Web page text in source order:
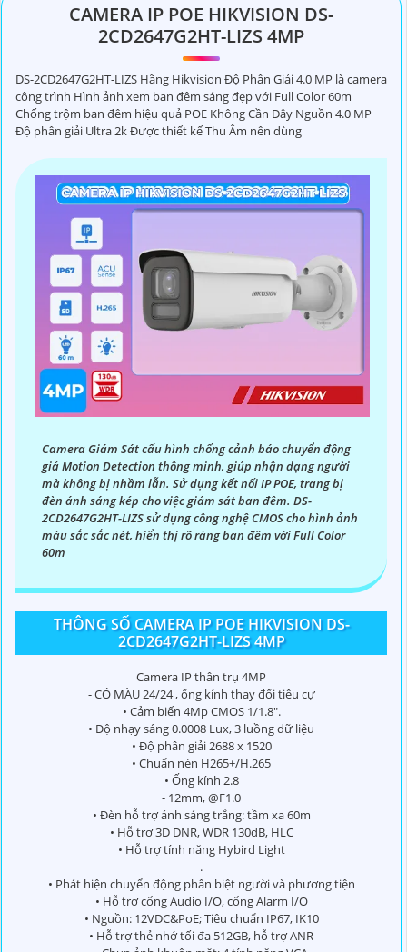
CAMERA IP POE HIKVISION DS-
2CD2647G2HT-LIZS 4MP
DS-2CD2647G2HT-LIZS Hãng Hikvision Độ Phân Giải 4.0 MP là camera
công trình Hình ảnh xem ban đêm sáng đẹp với Full Color 60m
Chống trộm ban đêm hiệu quả POE Không Cần Dây Nguồn 4.0 MP
Độ phân giải Ultra 2k Được thiết kế Thu Âm nên dùng
Camera Giám Sát cấu hình chống cảnh báo chuyển động
giả Motion Detection thông minh, giúp nhận dạng người
mà không bị nhầm lẫn. Sử dụng kết nối IP POE, trang bị
đèn ánh sáng kép cho việc giám sát ban đêm. DS-
2CD2647G2HT-LIZS sử dụng công nghệ CMOS cho hình ảnh
màu sắc sắc nét, hiển thị rõ ràng ban đêm với Full Color
60m
THÔNG SỐ CAMERA IP POE HIKVISION DS-
2CD2647G2HT-LIZS 4MP
Camera IP thân trụ 4MP
- CÓ MÀU 24/24 , ống kính thay đổi tiêu cự
• Cảm biến 4Mp CMOS 1/1.8".
• Độ nhạy sáng 0.0008 Lux, 3 luồng dữ liệu
• Độ phân giải 2688 x 1520
• Chuẩn nén H265+/H.265
• Ống kính 2.8
- 12mm, @F1.0
• Đèn hỗ trợ ánh sáng trắng: tầm xa 60m
• Hỗ trợ 3D DNR, WDR 130dB, HLC
• Hỗ trợ tính năng Hybird Light
.
• Phát hiện chuyển động phân biệt người và phương tiện
• Hỗ trợ cổng Audio I/O, cổng Alarm I/O
• Nguồn: 12VDC&PoE; Tiêu chuẩn IP67, IK10
• Hỗ trợ thẻ nhớ tối đa 512GB, hỗ trợ ANR